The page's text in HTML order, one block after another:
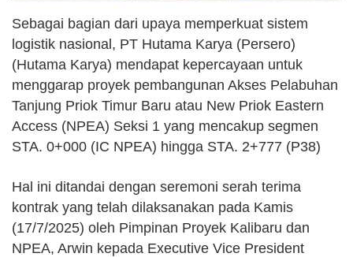
Sebagai bagian dari upaya memperkuat sistem
logistik nasional, PT Hutama Karya (Persero)
(Hutama Karya) mendapat kepercayaan untuk
menggarap proyek pembangunan Akses Pelabuhan
Tanjung Priok Timur Baru atau New Priok Eastern
Access (NPEA) Seksi 1 yang mencakup segmen
STA. 0+000 (IC NPEA) hingga STA. 2+777 (P38)
Hal ini ditandai dengan seremoni serah terima
kontrak yang telah dilaksanakan pada Kamis
(17/7/2025) oleh Pimpinan Proyek Kalibaru dan
NPEA, Arwin kepada Executive Vice President